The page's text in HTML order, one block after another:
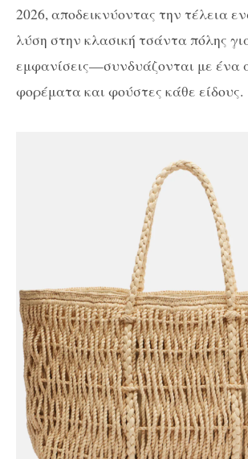
2026, αποδεικνύοντας την τέλεια
λύση στην κλασική τσάντα πόλης
εμφανίσεις—συνδυάζονται με ένα
φορέματα και φούστες κάθε είδους.